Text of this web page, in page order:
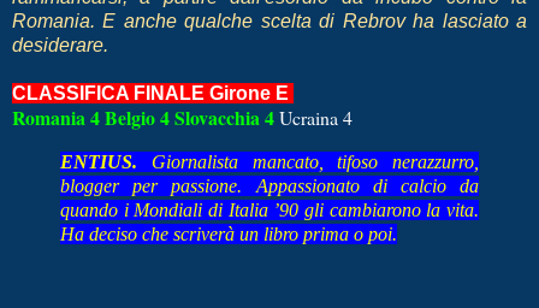
Romania. E anche qualche scelta di Rebrov ha lasciato a
desiderare.
CLASSIFICA FINALE Girone E
Romania 4 Belgio 4 Slovacchia 4Ucraina 4
ENTIUS. Giornalista mancato, tifoso nerazzurro,
blogger per passione. Appassionato di calcio da
quando i Mondiali di Italia ’90 gli cambiarono la vita.
Ha deciso che scriverà un libro prima o poi.